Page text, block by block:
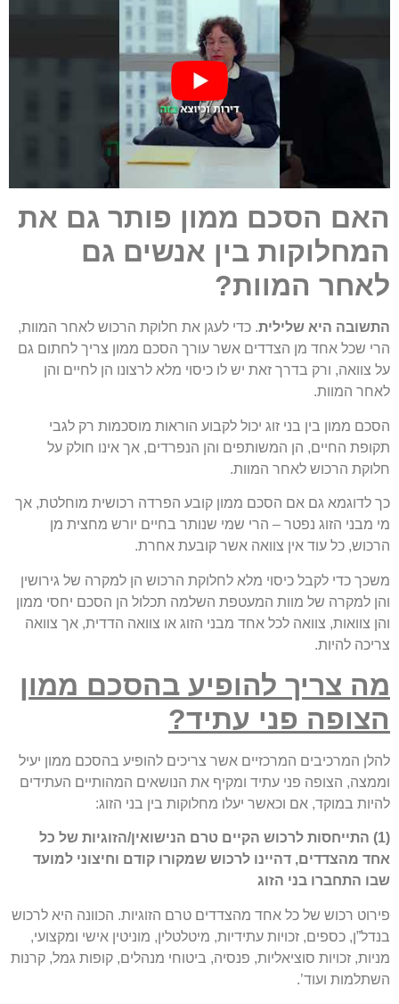
האם הסכם ממון פותר גם את
המחלוקות בין אנשים גם
לאחר המוות?
התשובה היא שלילית. כדי לעגן את חלוקת הרכוש לאחר המוות,
הרי שכל אחד מן הצדדים אשר עורך הסכם ממון צריך לחתום גם
על צוואה, ורק בדרך זאת יש לו כיסוי מלא לרצונו הן לחיים והן
לאחר המוות.
הסכם ממון בין בני זוג יכול לקבוע הוראות מוסכמות רק לגבי
תקופת החיים, הן המשותפים והן הנפרדים, אך אינו חולק על
חלוקת הרכוש לאחר המוות.
כך לדוגמא גם אם הסכם ממון קובע הפרדה רכושית מוחלטת, אך
מי מבני הזוג נפטר – הרי שמי שנותר בחיים יורש מחצית מן
הרכוש, כל עוד אין צוואה אשר קובעת אחרת.
משכך כדי לקבל כיסוי מלא לחלוקת הרכוש הן למקרה של גירושין
והן למקרה של מוות המעטפת השלמה תכלול הן הסכם יחסי ממון
והן צוואות, צוואה לכל אחד מבני הזוג או צוואה הדדית, אך צוואה
צריכה להיות.
מה צריך להופיע בהסכם ממון
הצופה פני עתיד?
להלן המרכיבים המרכזיים אשר צריכים להופיע בהסכם ממון יעיל
וממצה, הצופה פני עתיד ומקיף את הנושאים המהותיים העתידים
להיות במוקד, אם וכאשר יעלו מחלוקות בין בני הזוג:
(1) התייחסות לרכוש הקיים טרם הנישואין/הזוגיות של כל
אחד מהצדדים, דהיינו לרכוש שמקורו קודם וחיצוני למועד
שבו התחברו בני הזוג
פירוט רכוש של כל אחד מהצדדים טרם הזוגיות. הכוונה היא לרכוש
בנדל”ן, כספים, זכויות עתידיות, מיטלטלין, מוניטין אישי ומקצועי,
מניות, זכויות סוציאליות, פנסיה, ביטוחי מנהלים, קופות גמל, קרנות
השתלמות ועוד’.